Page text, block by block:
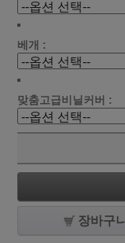
베개 :
맞춤고급비닐커버 :
장바구니